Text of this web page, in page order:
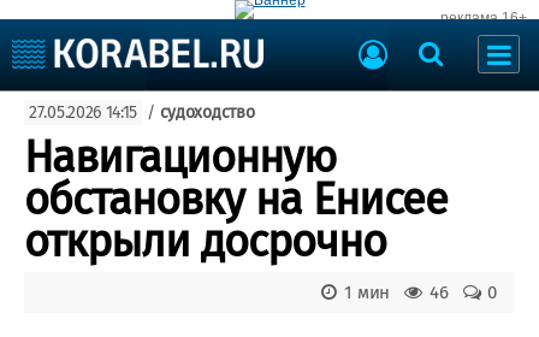
реклама 16+
Судоходство
Судоремонт
События
Пресс-релизы
Порты
ВМФ
Образование
27.05.2026 14:15 / судоходство
Навигационную
обстановку на Енисее
открыли досрочно
0
46
1 мин